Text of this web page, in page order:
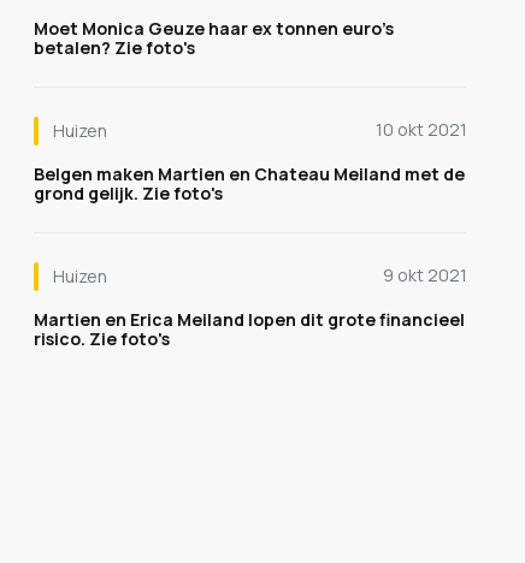
Moet Monica Geuze haar ex tonnen euro's
betalen? Zie foto's
Huizen
10 okt 2021
Belgen maken Martien en Chateau Meiland met de
grond gelijk. Zie foto's
Huizen
9 okt 2021
Martien en Erica Meiland lopen dit grote financieel
risico. Zie foto's